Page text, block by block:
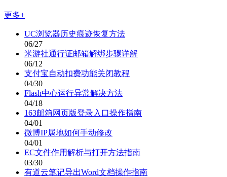
更多+
UC浏览器历史痕迹恢复方法
06/27
米游社通行证邮箱解绑步骤详解
06/12
支付宝自动扣费功能关闭教程
04/30
Flash中心运行异常解决方法
04/18
163邮箱网页版登录入口操作指南
04/01
微博IP属地如何手动修改
04/01
EC文件作用解析与打开方法指南
03/30
有道云笔记导出Word文档操作指南